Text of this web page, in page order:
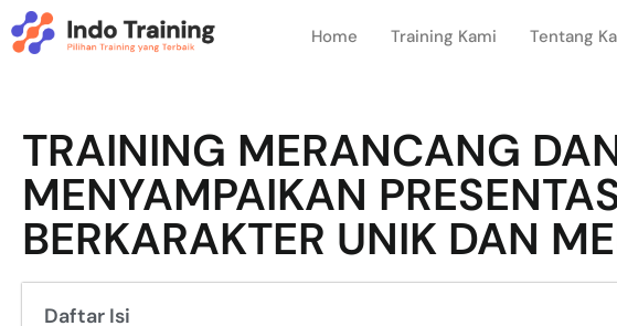
Home Training Kami Tentang
TRAINING MERANCANG
MENYAMPAIKAN
BERKARAKTER UNIK DAN
Daftar Isi